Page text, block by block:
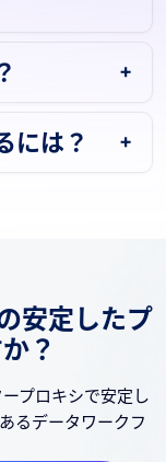
には？
安定したプ
？
プロキシで安定し
るデータワークフ